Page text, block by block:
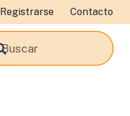
Registrarse Contacto